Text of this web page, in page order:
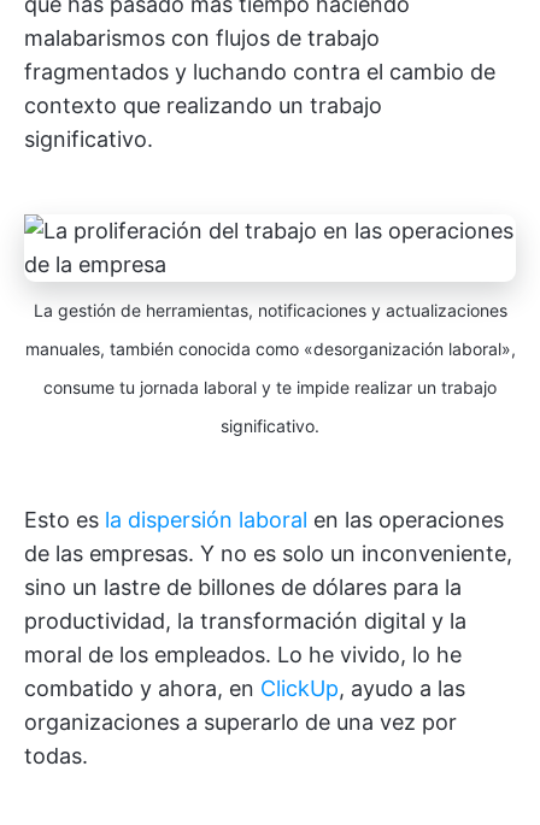
malabarismos con flujos de trabajo
fragmentados y luchando contra el cambio de
contexto que realizando un trabajo
significativo.
La gestión de herramientas, notificaciones y actualizaciones
manuales, también conocida como «desorganización laboral»,
consume tu jornada laboral y te impide realizar un trabajo
significativo.
Esto es la dispersión laboral en las operaciones
de las empresas. Y no es solo un inconveniente,
sino un lastre de billones de dólares para la
productividad, la transformación digital y la
moral de los empleados. Lo he vivido, lo he
combatido y ahora, en ClickUp, ayudo a las
organizaciones a superarlo de una vez por
todas.